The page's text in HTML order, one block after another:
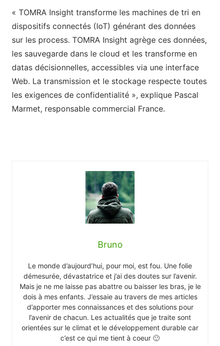
« TOMRA Insight transforme les machines de tri en
dispositifs connectés (IoT) générant des données
sur les process. TOMRA Insight agrège ces données,
les sauvegarde dans le cloud et les transforme en
datas décisionnelles, accessibles via une interface
Web. La transmission et le stockage respecte toutes
les exigences de confidentialité », explique Pascal
Marmet, responsable commercial France.
Bruno
Le monde d’aujourd’hui, pour moi, est fou. Une folie
démesurée, dévastatrice et j’ai des doutes sur l’avenir.
Mais je ne me laisse pas abattre ou baisser les bras, je le
dois à mes enfants. J’essaie au travers de mes articles
d’apporter mes connaissances et des solutions pour
l’avenir de chacun. Les actualités que je traite sont
orientées sur le climat et le développement durable car
c’est ce qui me tient à coeur 🙂